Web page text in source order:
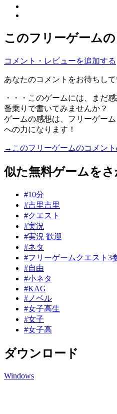
このフリーゲーム
コメント・レビューを追加する
あなたのコメントをお待ちして
・・・このゲームには、まだ
番乗りで書いてみませんか？
ゲームの感想は、フリーゲー
への力になります！
→このフリーゲームのコメン
似た無料ゲームをさ
#10分
#吉里吉里
#クエスト
#実況
#実況 歓迎
#ネタ
#フリーゲームクエスト3
#自由
#小ネタ
#KAG
#ノベル
#女子高生
#女子
#女子高
ダウンロード
Windows